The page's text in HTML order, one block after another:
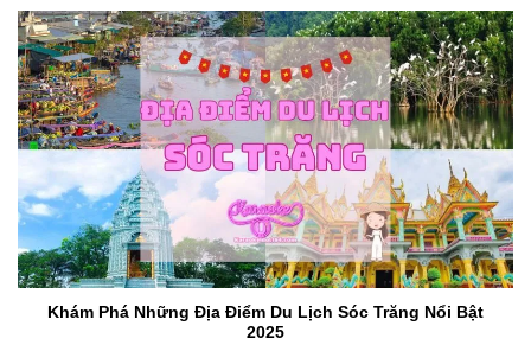
Khám Phá Những Địa Điểm Du Lịch Sóc Trăng Nổi Bật
2025